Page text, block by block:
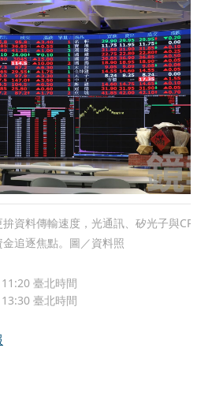
資料傳輸速度，光通訊、矽光子與
追逐焦點。圖／資料照
臺北時間
臺北時間